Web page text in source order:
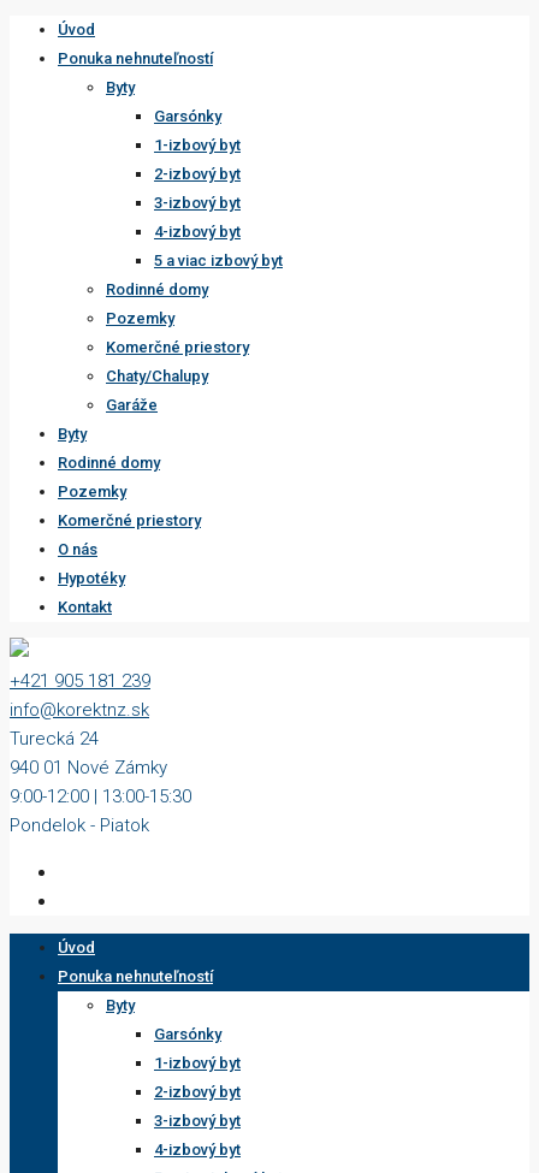
Úvod
Ponuka nehnuteľností
Byty
Garsónky
1-izbový byt
2-izbový byt
3-izbový byt
4-izbový byt
5 a viac izbový byt
Rodinné domy
Pozemky
Komerčné priestory
Chaty/Chalupy
Garáže
Byty
Rodinné domy
Pozemky
Komerčné priestory
O nás
Hypotéky
Kontakt
+421 905 181 239
info@korektnz.sk
Turecká 24
940 01 Nové Zámky
9:00-12:00 | 13:00-15:30
Pondelok - Piatok
Úvod
Ponuka nehnuteľností
Byty
Garsónky
1-izbový byt
2-izbový byt
3-izbový byt
4-izbový byt